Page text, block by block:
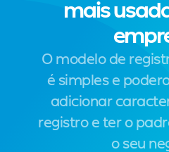
mais
O modelo de
é simples e
adicionar
registro e ter o
o seu